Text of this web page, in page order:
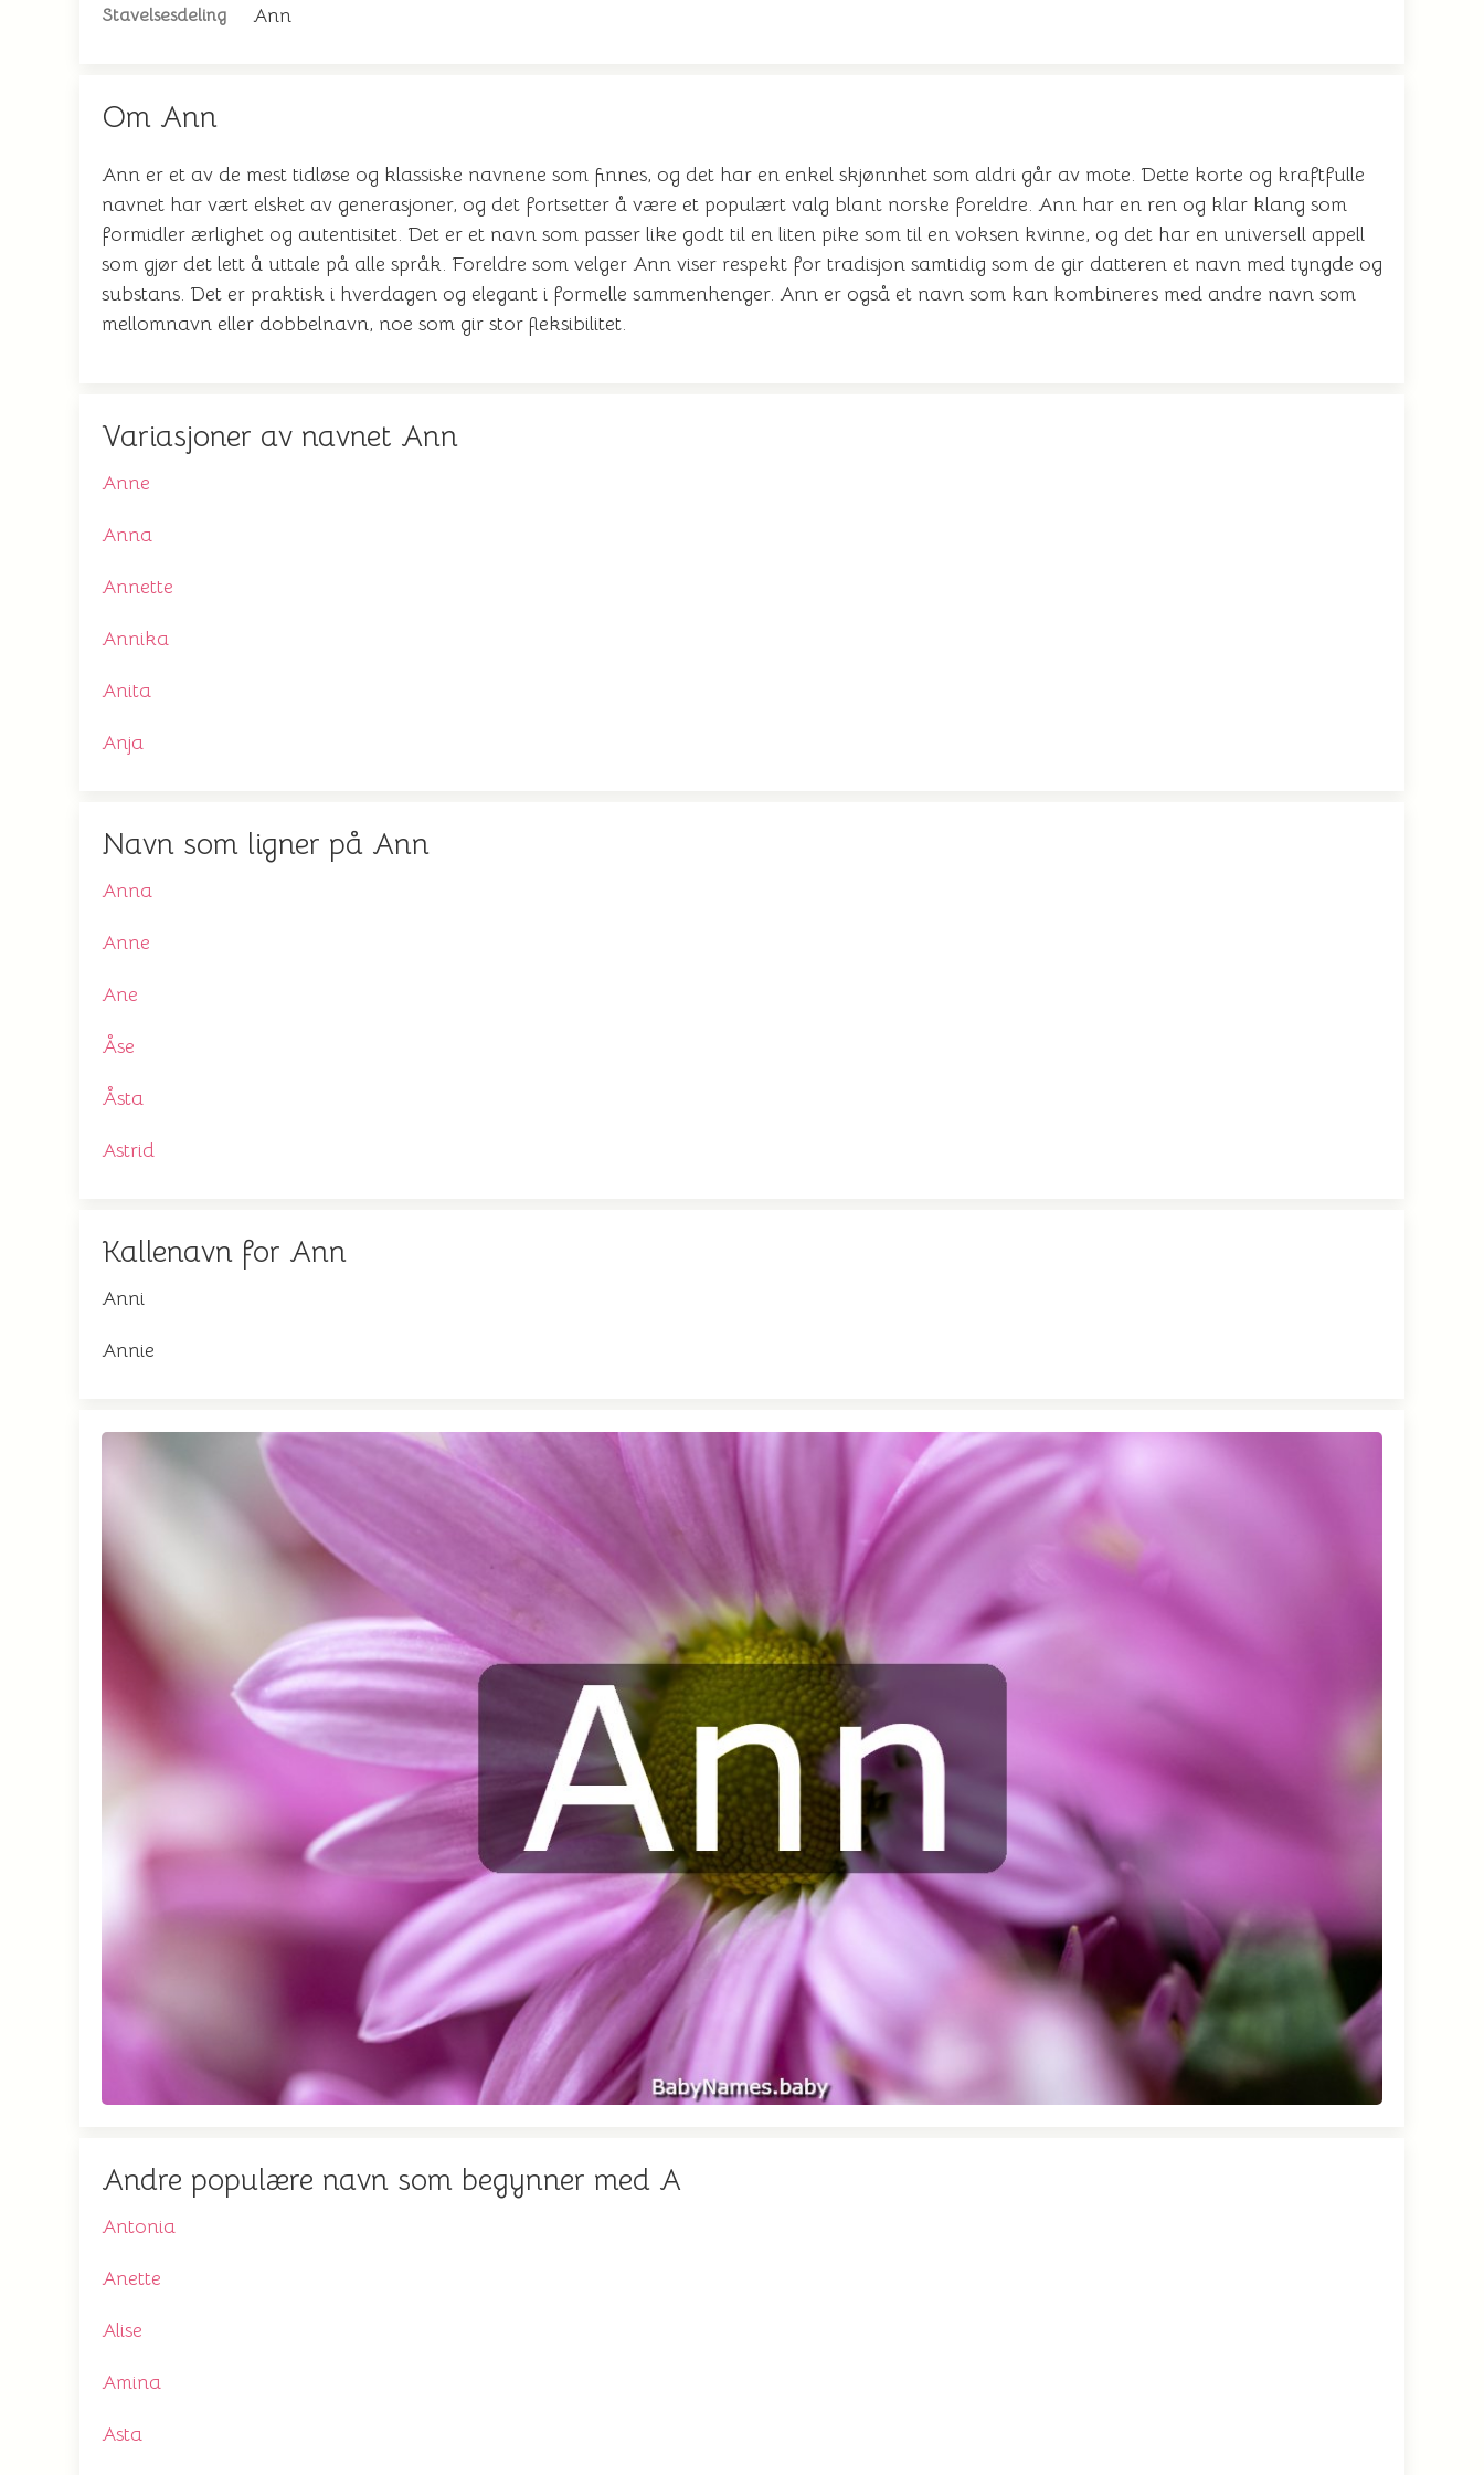
Stavelsesdeling Ann
Om Ann
Ann er et av de mest tidløse og klassiske navnene som finnes, og det har en enkel skjønnhet som aldri går av mote. Dette korte og kraftfulle
navnet har vært elsket av generasjoner, og det fortsetter å være et populært valg blant norske foreldre. Ann har en ren og klar klang som
formidler ærlighet og autentisitet. Det er et navn som passer like godt til en liten pike som til en voksen kvinne, og det har en universell appell
som gjør det lett å uttale på alle språk. Foreldre som velger Ann viser respekt for tradisjon samtidig som de gir datteren et navn med tyngde og
substans. Det er praktisk i hverdagen og elegant i formelle sammenhenger. Ann er også et navn som kan kombineres med andre navn som
mellomnavn eller dobbelnavn, noe som gir stor fleksibilitet.
Variasjoner av navnet Ann
Anne
Anna
Annette
Annika
Anita
Anja
Navn som ligner på Ann
Anna
Anne
Ane
Åse
Åsta
Astrid
Kallenavn for Ann
Anni
Annie
Andre populære navn som begynner med A
Antonia
Anette
Alise
Amina
Asta